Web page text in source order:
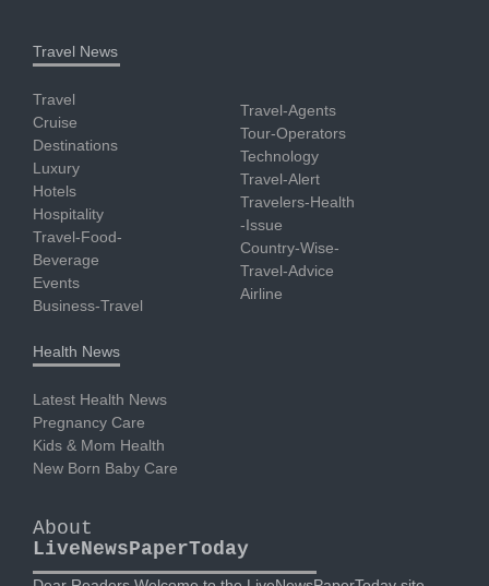
Travel News
Travel
Cruise
Destinations
Luxury
Hotels
Hospitality
Travel-Food-
Beverage
Events
Business-Travel
Travel-Agents
Tour-Operators
Technology
Travel-Alert
Travelers-Health
-Issue
Country-Wise-
Travel-Advice
Airline
Health News
Latest Health News
Pregnancy Care
Kids & Mom Health
New Born Baby Care
About
LiveNewsPaperToday